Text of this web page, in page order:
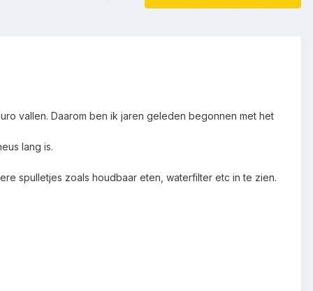
vallen. Daarom ben ik jaren geleden begonnen met het
lang is.
spulletjes zoals houdbaar eten, waterfilter etc in te zien.